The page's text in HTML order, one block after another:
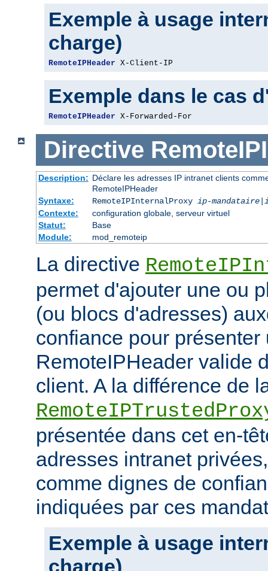
Exemple à usage
charge)
RemoteIPHeader X-Client-IP
Exemple dans le cas
RemoteIPHeader X-Forwarded-For
Directive
Description: Déclare les adresses IP intranet clients
RemoteIPHeader
Syntaxe:
RemoteIPInternalProxy ip-mandataire|
Contexte:
configuration globale, serveur virtuel
Statut:
Base
Module:
mod_remoteip
La directive
permet d'ajouter une ou
(ou blocs d'adresses)
confiance pour présenter
RemoteIPHeader valide
client. A la différence de
présentée dans cet en-
adresses intranet
comme dignes de
indiquées par ces
Exemple à usage
charge)